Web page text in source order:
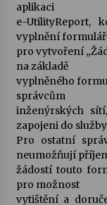
aplikaci
e-UtilityReport,
vyplnění
pro vytvoření
na základě
vyplněného
správcům
inženýrských
zapojeni do
Pro ostatní
neumožňují
žádostí touto
pro možnost
vytištění a